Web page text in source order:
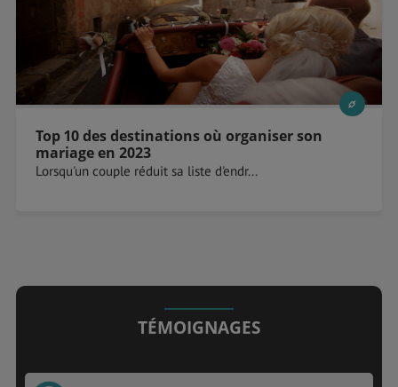
Top 10 des destinations où organiser son
mariage en 2023
Lorsqu'un couple réduit sa liste d'endr...
TÉMOIGNAGES